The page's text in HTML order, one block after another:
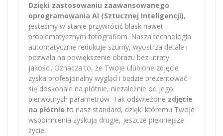
Dzięki zastosowaniu zaawansowanego
oprogramowania AI (Sztucznej Inteligencji),
jesteśmy w stanie przywrócić blask nawet
problematycznym fotografiom. Nasza technologia
automatycznie redukuje szumy, wyostrza detale i
pozwala na powiększenie obrazu bez utraty
jakości. Oznacza to, że Twoje ulubione zdjęcie
zyska profesjonalny wygląd i będzie prezentować
się doskonale na płótnie, niezależnie od jego
pierwotnych parametrów. Tak odświeżone zdjęcie
na płótnie to nasz standard, dzięki któremu Twoje
wspomnienia zyskują drugie, jeszcze piękniejsze
życie.